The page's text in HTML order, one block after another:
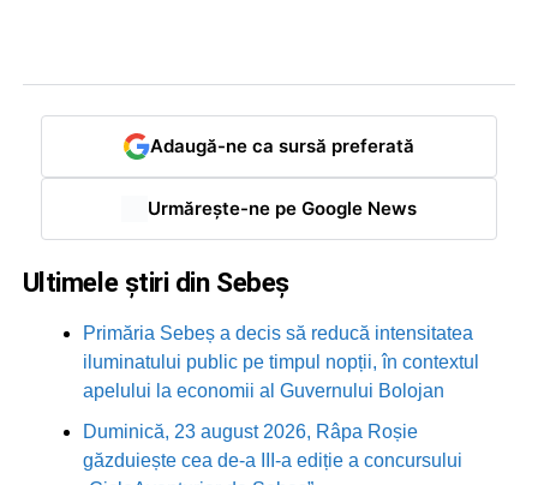
Adaugă-ne ca sursă preferată
Urmărește-ne pe Google News
Ultimele știri din Sebeș
Primăria Sebeș a decis să reducă intensitatea
iluminatului public pe timpul nopții, în contextul
apelului la economii al Guvernului Bolojan
Duminică, 23 august 2026, Râpa Roșie
găzduiește cea de-a III-a ediție a concursului